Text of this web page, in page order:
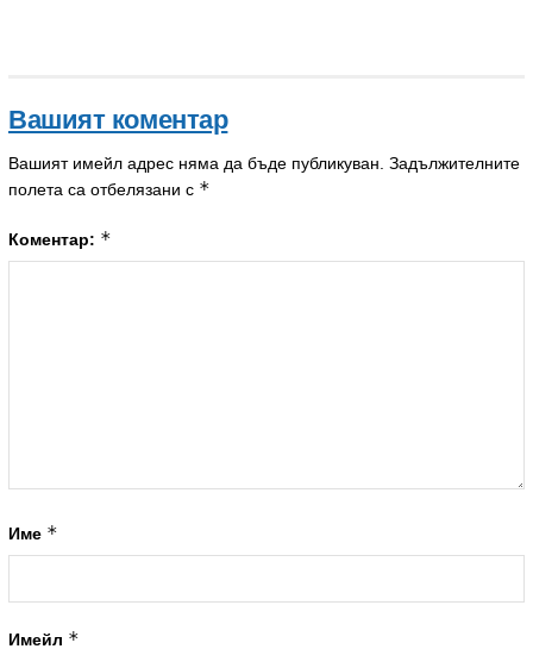
Вашият коментар
Вашият имейл адрес няма да бъде публикуван. Задължителните
полета са отбелязани с *
Коментар: *
Име *
Имейл *